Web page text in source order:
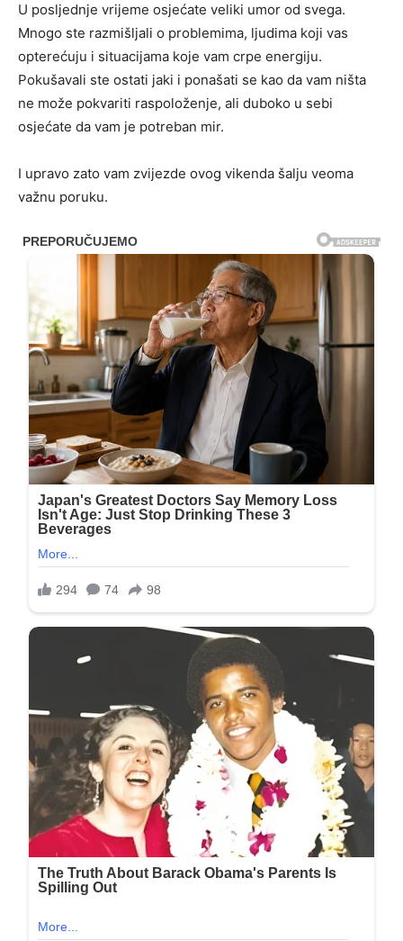
U posljednje vrijeme osjećate veliki umor od svega.
Mnogo ste razmišljali o problemima, ljudima koji vas
opterećuju i situacijama koje vam crpe energiju.
Pokušavali ste ostati jaki i ponašati se kao da vam ništa
ne može pokvariti raspoloženje, ali duboko u sebi
osjećate da vam je potreban mir.
I upravo zato vam zvijezde ovog vikenda šalju veoma
važnu poruku.